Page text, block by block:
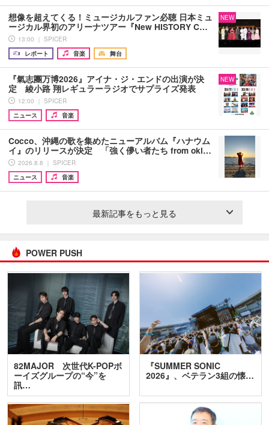
想像を超えてくる！ミュージカルファン必聴 日本ミュ
ージカル界初のアリーナツアー『New HISTORY C…
13:00 ｜ SPICER
レポート
音楽 舞台
NEW
『氣志團万博2026』アイナ・ジ・エンドの出演が決
定 綾小路 翔レギュラーラジオでサプライズ発表
12:00 ｜ SPICER
ニュース
音楽
NEW
Cocco、沖縄の歌を集めたニューアルバム『ハナウム
イ』のリリースが決定 「強く儚い者たち from oki…
2026.8.8 ｜ SPICER
ニュース
音楽
最新記事をもっと見る
POWER PUSH
82MAJOR 次世代K-POPボ
ーイズグループの“今”を
訊…
『SUMMER SONIC
2026』、ベテラン3組の懐…